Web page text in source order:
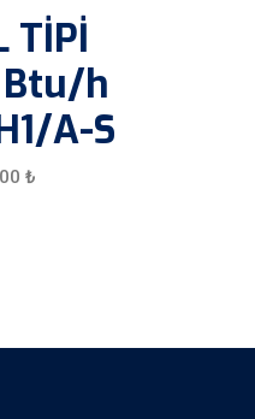
TİPİ
h
A-S
₺